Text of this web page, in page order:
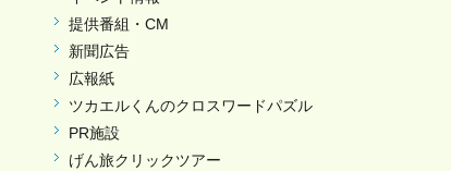
提供番組・CM
新聞広告
広報紙
ツカエルくんのクロスワードパズル
PR施設
げん旅クリックツアー